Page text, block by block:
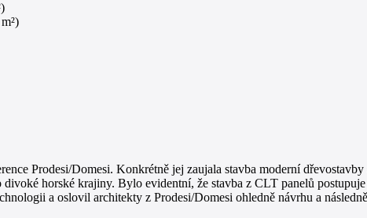
Prodesi/Domesi. Konkrétně jej zaujala stavba moderní
horské krajiny. Bylo evidentní, že stavba z CLT panelů
a oslovil architekty z Prodesi/Domesi ohledně návrhu a